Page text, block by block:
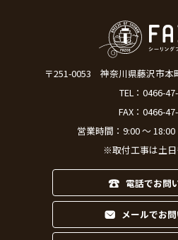
〒251-0053
神奈川県藤沢市本
TEL： 0466-
FAX：0466-
営業時間：9:00 ～ 18:00
※取付工事は土
電話でお問
メールでお